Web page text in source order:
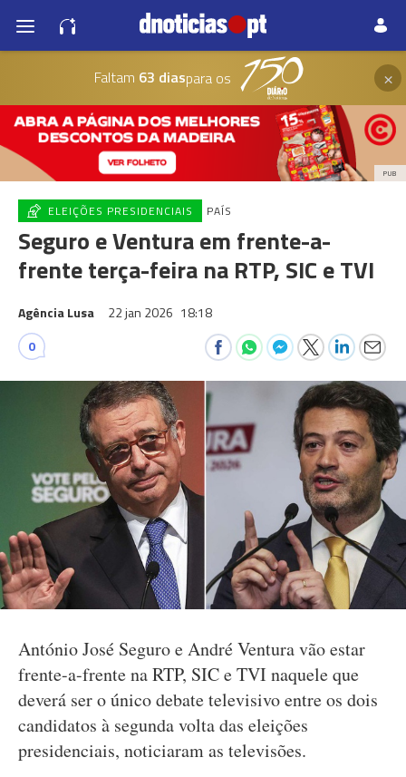
Faltam 63 diaspara os ×
PUB
ELEIÇÕES PRESIDENCIAIS PAÍS
Seguro e Ventura em frente-a-
frente terça-feira na RTP, SIC e TVI
Agência Lusa 22 jan 2026 18:18
0
António José Seguro e André Ventura vão estar
frente-a-frente na RTP, SIC e TVI naquele que
deverá ser o único debate televisivo entre os dois
candidatos à segunda volta das eleições
presidenciais, noticiaram as televisões.